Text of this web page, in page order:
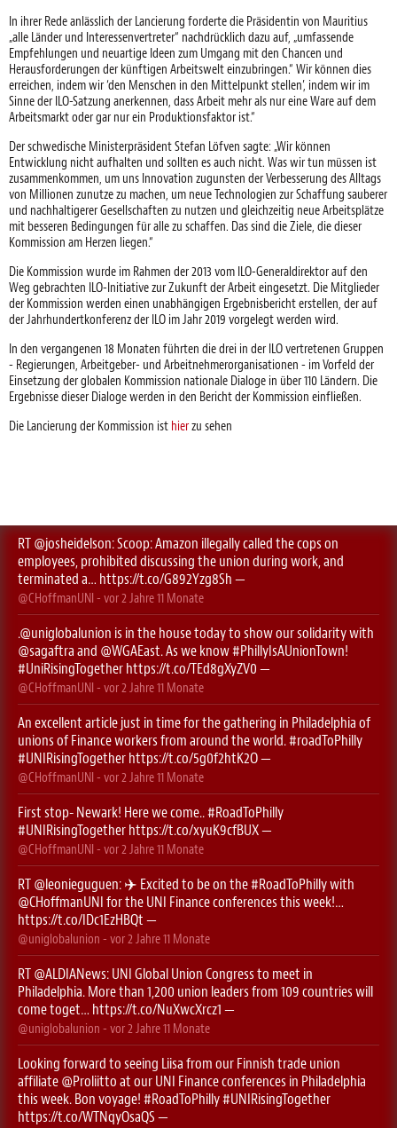
In ihrer Rede anlässlich der Lancierung forderte die Präsidentin von Mauritius
„alle Länder und Interessenvertreter“ nachdrücklich dazu auf, „umfassende
Empfehlungen und neuartige Ideen zum Umgang mit den Chancen und
Herausforderungen der künftigen Arbeitswelt einzubringen.“ Wir können dies
erreichen, indem wir ‘den Menschen in den Mittelpunkt stellen’, indem wir im
Sinne der ILO-Satzung anerkennen, dass Arbeit mehr als nur eine Ware auf dem
Arbeitsmarkt oder gar nur ein Produktionsfaktor ist.“
Der schwedische Ministerpräsident Stefan Löfven sagte: „Wir können
Entwicklung nicht aufhalten und sollten es auch nicht. Was wir tun müssen ist
zusammenkommen, um uns Innovation zugunsten der Verbesserung des Alltags
von Millionen zunutze zu machen, um neue Technologien zur Schaffung sauberer
und nachhaltigerer Gesellschaften zu nutzen und gleichzeitig neue Arbeitsplätze
mit besseren Bedingungen für alle zu schaffen. Das sind die Ziele, die dieser
Kommission am Herzen liegen.“
Die Kommission wurde im Rahmen der 2013 vom ILO-Generaldirektor auf den
Weg gebrachten ILO-Initiative zur Zukunft der Arbeit eingesetzt. Die Mitglieder
der Kommission werden einen unabhängigen Ergebnisbericht erstellen, der auf
der Jahrhundertkonferenz der ILO im Jahr 2019 vorgelegt werden wird.
In den vergangenen 18 Monaten führten die drei in der ILO vertretenen Gruppen
- Regierungen, Arbeitgeber- und Arbeitnehmerorganisationen - im Vorfeld der
Einsetzung der globalen Kommission nationale Dialoge in über 110 Ländern. Die
Ergebnisse dieser Dialoge werden in den Bericht der Kommission einfließen.
Die Lancierung der Kommission ist hierzu sehen
RT @josheidelson: Scoop: Amazon illegally called the cops on
employees, prohibited discussing the union during work, and
terminated a… https://t.co/G892Yzg8Sh —
@CHoffmanUNI - vor 2 Jahre 11 Monate
.@uniglobalunion is in the house today to show our solidarity with
@sagaftra ⁩ and ⁦ @WGAEast⁩. As we know#PhillyIsAUnionTown!
#UniRisingTogether https://t.co/TEd8gXyZV0 —
@CHoffmanUNI - vor 2 Jahre 11 Monate
An excellent article just in time for the gathering in Philadelphia of
unions of Finance workers from around the world.#roadToPhilly
#UNIRisingTogether https://t.co/5g0f2htK2O—
@CHoffmanUNI - vor 2 Jahre 11 Monate
First stop- Newark! Here we come..#RoadToPhilly
#UNIRisingTogether https://t.co/xyuK9cfBUX—
@CHoffmanUNI - vor 2 Jahre 11 Monate
RT @leonieguguen: ✈️ Excited to be on the#RoadToPhillywith
@CHoffmanUNI for the UNI Finance conferences this week!…
https://t.co/IDc1EzHBQt —
@uniglobalunion - vor 2 Jahre 11 Monate
RT @ALDIANews: UNI Global Union Congress to meet in
Philadelphia. More than 1,200 union leaders from 109 countries will
come toget… https://t.co/NuXwcXrcz1 —
@uniglobalunion - vor 2 Jahre 11 Monate
Looking forward to seeing Liisa from our Finnish trade union
affiliate @Proliitto at our UNI Finance conferences in Philadelphia
this week. Bon voyage! #RoadToPhilly#UNIRisingTogether
https://t.co/WTNqyOsaQS —